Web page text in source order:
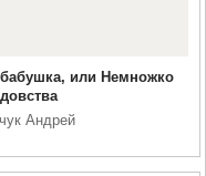
или Немножко
Андрей